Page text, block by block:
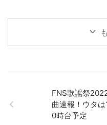
FNS歌謡祭
唱曲速報！
ーは20時台